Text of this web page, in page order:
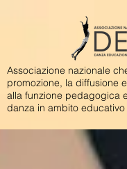
Associazione nazionale
promozione, la diffusione
alla funzione pedagogica
danza in ambito educativo